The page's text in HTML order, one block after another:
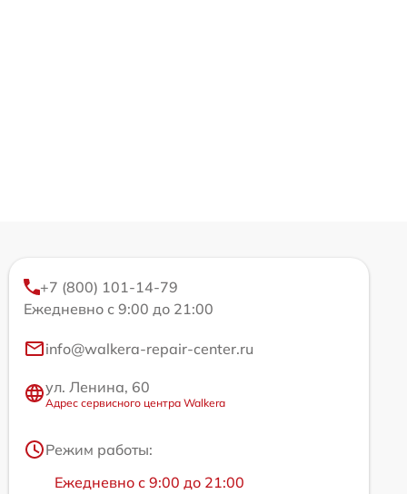
+7 (800) 101-14-79
Ежедневно с 9:00 до 21:00
info@walkera-repair-center.ru
ул. Ленина, 60
Адрес сервисного центра Walkera
Режим работы:
Ежедневно с 9:00 до 21:00